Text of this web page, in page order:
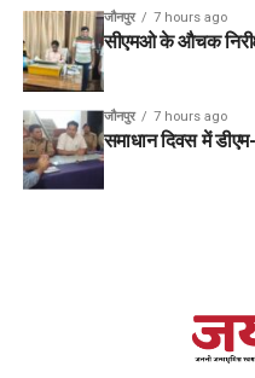
जौनपुर 7 hours ago
सीएमओ के औचक
जौनपुर 7 hours ago
समाधान दिवस में